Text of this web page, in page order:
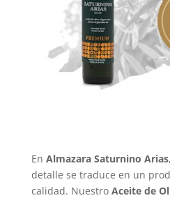
En Almazara Saturnino Arias
detalle se traduce en un
calidad. NuestroAceite de